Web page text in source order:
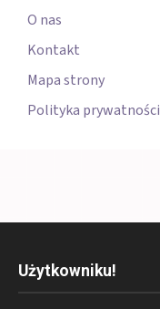
O nas
Kontakt
Mapa strony
Polityka prywatności
Użytkowniku!